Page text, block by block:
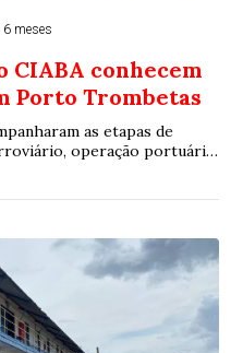
6 meses
CIABA conhecem
Porto Trombetas
as etapas de
operação portuária